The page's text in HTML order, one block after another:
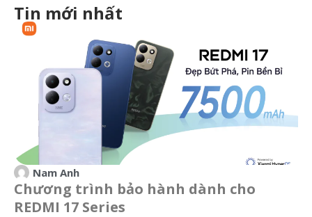
Tin mới nhất
Nam Anh
Chương trình bảo hành dành cho
REDMI 17 Series